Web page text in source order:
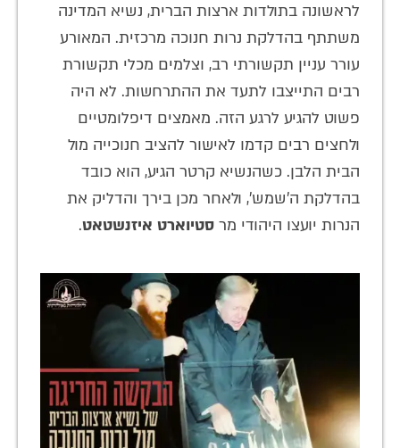
לראשונה בתולדות ארצות הברית, נשיא המדינה
משתתף בהדלקת נרות חנוכה מרכזית. המאורע
עורר עניין תקשורתי רב, וצלמים מכלי תקשורת
רבים התייצבו לתעד את ההתרחשות. לא היה
פשוט להגיע לרגע הזה. מאמצים דיפלומטיים
ולחצים רבים קדמו לאישור להציב חנוכייה מול
הבית הלבן. כשהנשיא קרטר הגיע, הוא כובד
בהדלקת ה'שמש', ולאחר מכן בירך והדליק את
הנרות יועצו היהודי מר סטיוארט איזנשטאט.